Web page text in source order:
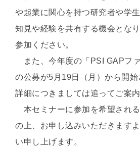
や起業に関心を持つ研究者や学
知見や経験を共有する機会とな
参加ください。
また、今年度の「PSI GAPファ
の公募が5月19日（月）から開始
詳細につきましては追ってご案内
本セミナーに参加を希望され
の上、お申し込みいただきます
い申し上げます。